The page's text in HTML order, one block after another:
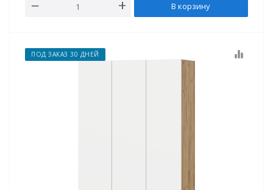
В корзину
ПОД ЗАКАЗ 30 ДНЕЙ equalizer